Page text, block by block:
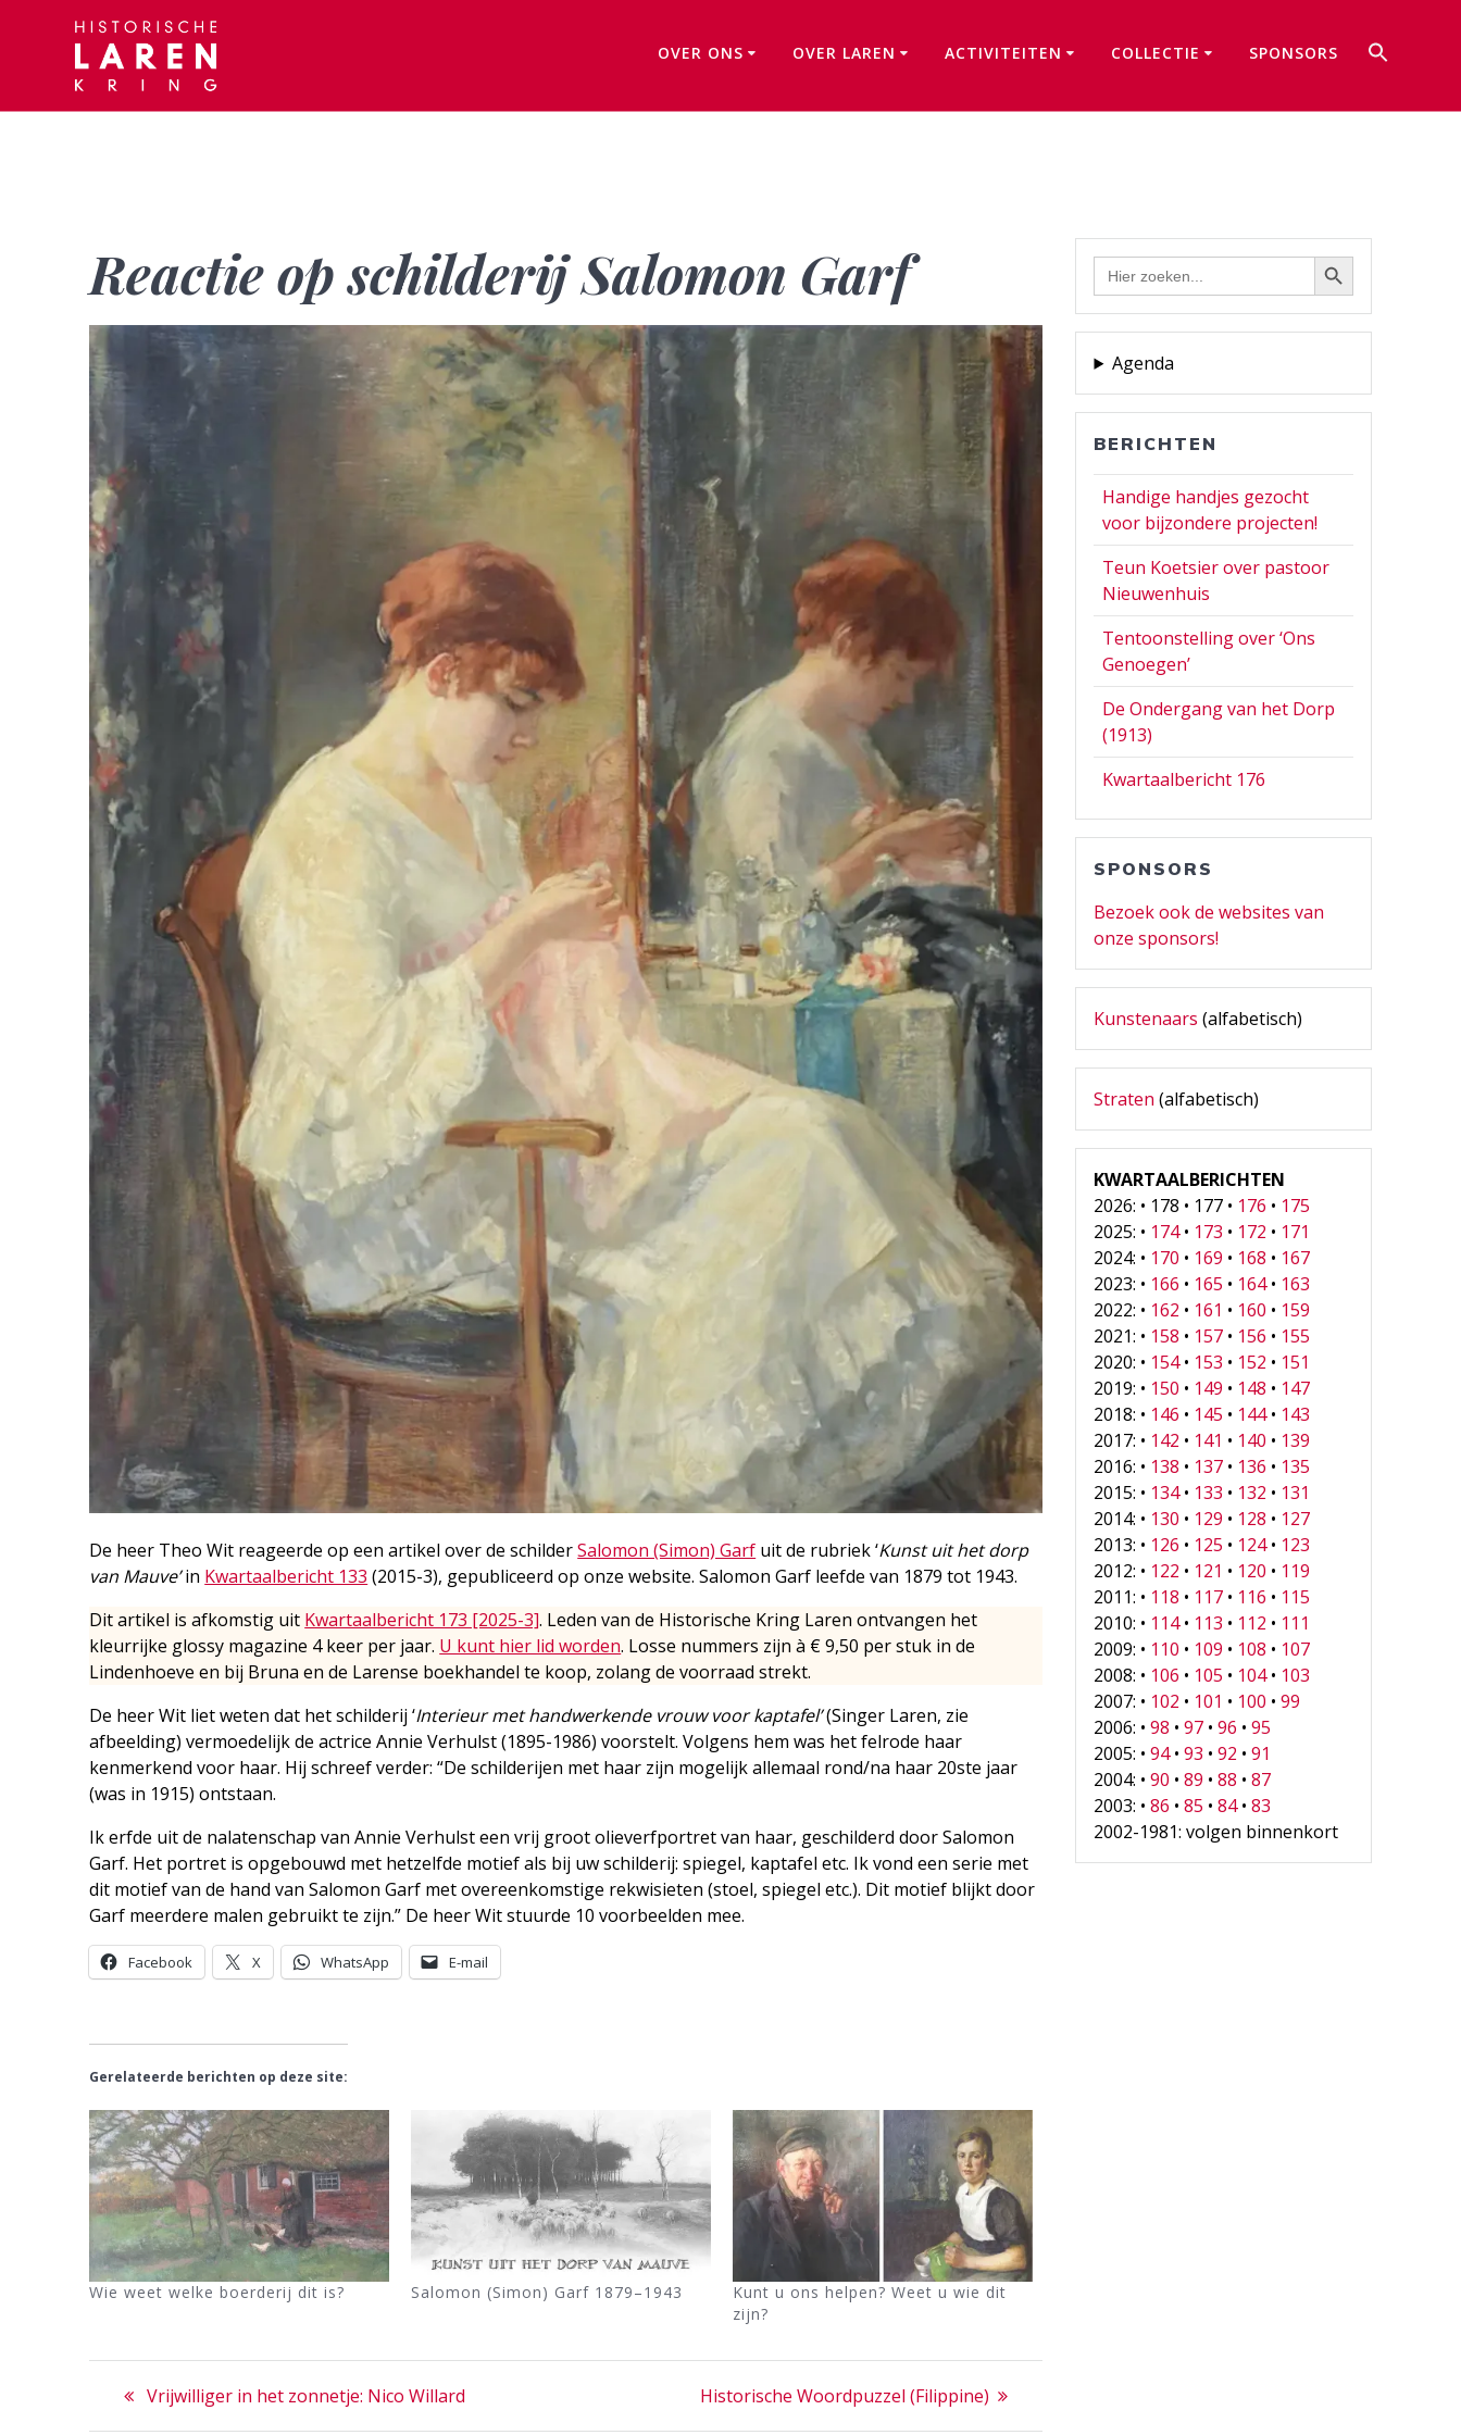
OVER ONS OVER LAREN ACTIVITEITEN COLLECTIE SPONSORS
Reactie op schilderij Salomon Garf
De heer Theo Wit reageerde op een artikel over de schilderSalomon (Simon) Garf uit de rubriek ‘Kunst uit het dorp
van Mauve’in Kwartaalbericht 133 (2015-3), gepubliceerd op onze website. Salomon Garf leefde van 1879 tot 1943.
Dit artikel is afkomstig uit Kwartaalbericht 173 [2025-3]. Leden van de Historische Kring Laren ontvangen het
kleurrijke glossy magazine 4 keer per jaar. U kunt hier lid worden. Losse nummers zijn à € 9,50 per stuk in de
Lindenhoeve en bij Bruna en de Larense boekhandel te koop, zolang de voorraad strekt.
De heer Wit liet weten dat het schilderij ‘Interieur met handwerkende vrouw voor kaptafel’(Singer Laren, zie
afbeelding) vermoedelijk de actrice Annie Verhulst (1895-1986) voorstelt. Volgens hem was het felrode haar
kenmerkend voor haar. Hij schreef verder: “De schilderijen met haar zijn mogelijk allemaal rond/na haar 20ste jaar
(was in 1915) ontstaan.
Ik erfde uit de nalatenschap van Annie Verhulst een vrij groot olieverfportret van haar, geschilderd door Salomon
Garf. Het portret is opgebouwd met hetzelfde motief als bij uw schilderij: spiegel, kaptafel etc. Ik vond een serie met
dit motief van de hand van Salomon Garf met overeenkomstige rekwisieten (stoel, spiegel etc.). Dit motief blijkt door
Garf meerdere malen gebruikt te zijn.” De heer Wit stuurde 10 voorbeelden mee.
Facebook X WhatsApp E-mail
Gerelateerde berichten op deze site:
Wie weet welke boerderij dit is? Salomon (Simon) Garf 1879–1943
Kunt u ons helpen? Weet u wie dit
zijn?
Bericht
Previous
Vrijwilliger in het zonnetje: Nico Willard
Next
Historische Woordpuzzel (Filippine)
Zoek
naar:
Zoekknop
Agenda
BERICHTEN
Handige handjes gezocht
voor bijzondere projecten!
Teun Koetsier over pastoor
Nieuwenhuis
Tentoonstelling over ‘Ons
Genoegen’
De Ondergang van het Dorp
(1913)
Kwartaalbericht 176
SPONSORS
Bezoek ook de websites van
onze sponsors!
Kunstenaars (alfabetisch)
Straten (alfabetisch)
KWARTAALBERICHTEN
2026: • 178 • 177 • 176 • 175
2025: • 174• 173 • 172 • 171
2024: • 170 • 169 • 168 • 167
2023: • 166 • 165 • 164• 163
2022: • 162 • 161 • 160 • 159
2021: • 158 • 157 • 156 • 155
2020: • 154• 153 • 152 • 151
2019: • 150 • 149 • 148 • 147
2018: • 146 • 145 • 144• 143
2017: • 142 • 141 • 140 • 139
2016: • 138 • 137 • 136 • 135
2015: • 134• 133 • 132 • 131
2014: • 130 • 129 • 128 • 127
2013: • 126 • 125 • 124• 123
2012: • 122 • 121 • 120 • 119
2011: • 118 • 117 • 116 • 115
2010: • 114• 113 • 112 • 111
2009: • 110 • 109 • 108 • 107
2008: • 106 • 105 • 104• 103
2007: • 102 • 101 • 100 •99
2006: •98 •97 •96 •95
2005: •94•93 •92 •91
2004: •90 •89 •88 •87
2003: •86 •85 •84•83
2002-1981: volgen binnenkort